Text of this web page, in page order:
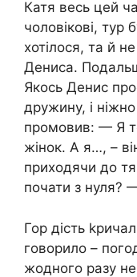
Катя весь цей
чоловікові, тур
хотілося, та й
Дениса.
Якось Денис
дружину, і
промовив: — Я
жінок. А я…, –
приходячи до
почати з нуля?
Гор дість
говорило –
жодного разу